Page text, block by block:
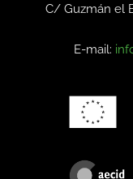
C/ Guzmán el
E-mail: